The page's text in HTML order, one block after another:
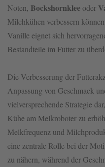
Noten, Bockshornkleeoder
Milchkühen verbessern
Vanille eignet sich
Bestandteile im Futter zu
Die Verbesserung der
Anpassung von Geschmack
vielversprechende Strategie
Kühe am Melkroboter zu
Melkfrequenz und
eine zentrale Rolle bei der
zu nähern, während der